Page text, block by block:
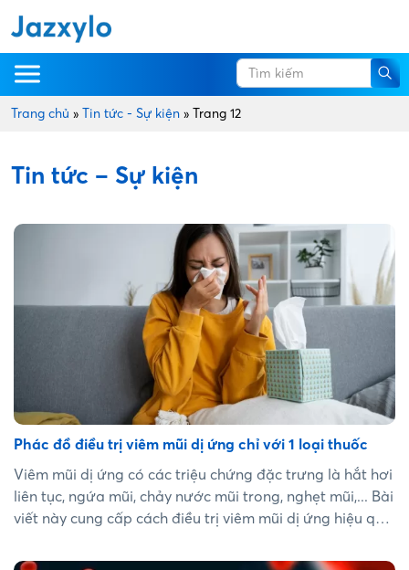
Trang chủ » Tin tức - Sự kiện » Trang 12
Tin tức – Sự kiện
Phác đồ điều trị viêm mũi dị ứng chỉ với 1 loại thuốc
Viêm mũi dị ứng có các triệu chứng đặc trưng là hắt hơi
liên tục, ngứa mũi, chảy nước mũi trong, nghẹt mũi,... Bài
viết này cung cấp cách điều trị viêm mũi dị ứng hiệu quả